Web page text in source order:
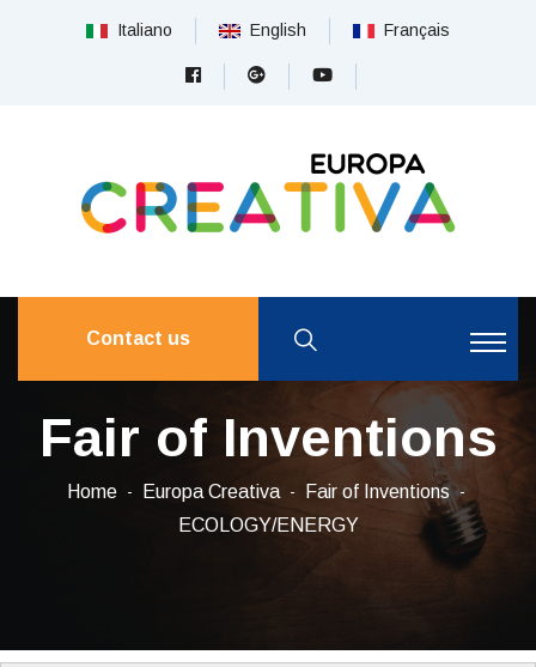
Italiano English Français
Contact us
Fair of Inventions
Home Europa Creativa
Fair of Inventions
ECOLOGY/ENERGY